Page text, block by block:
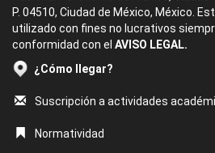
P. 04510, Ciudad de México, México.
utilizado con fines no lucrativos
conformidad con el AVISO LEGAL.
¿Cómo llegar?
Suscripción a actividades
Normatividad